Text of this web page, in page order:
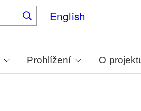
English
Prohlížení O